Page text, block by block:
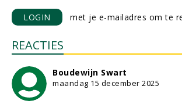
LOGIN met je e-mailadres om te
REACTIES
Boudewijn Swart
maandag 15 december 2025